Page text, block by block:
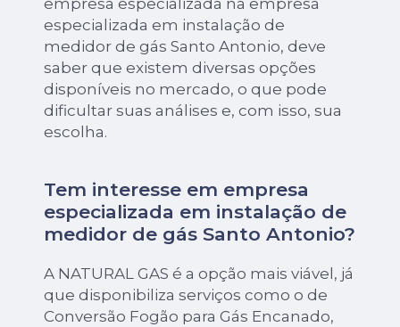
especializada em instalação de
medidor de gás Santo Antonio, deve
saber que existem diversas opções
disponíveis no mercado, o que pode
dificultar suas análises e, com isso, sua
escolha.
Tem interesse em empresa
especializada em instalação de
medidor de gás Santo Antonio?
A NATURAL GAS é a opção mais viável, já
que disponibiliza serviços como o de
Conversão Fogão para Gás Encanado,